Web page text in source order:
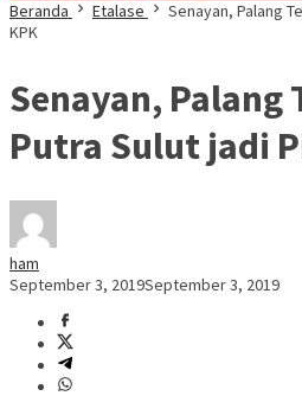
Beranda
Etalase
Senayan, Palang
KPK
Senayan, Palang
Putra Sulut jadi
ham
September 3, 2019September 3, 2019